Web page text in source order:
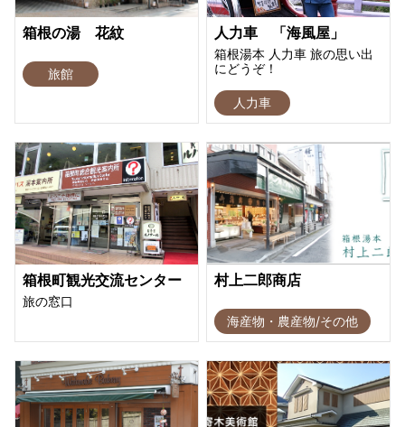
箱根の湯 花紋
旅館
人力車 「海風屋」
箱根湯本 人力車 旅の思い出
にどうぞ！
人力車
箱根町観光交流センター
旅の窓口
村上二郎商店
海産物・農産物/その他